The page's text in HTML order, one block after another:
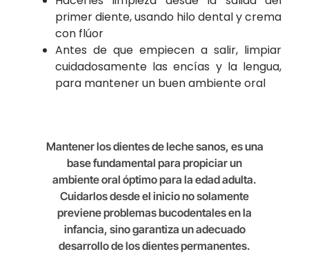
primer diente, usando hilo dental y crema
con flúor
Antes de que empiecen a salir, limpiar
cuidadosamente las encías y la lengua,
para mantener un buen ambiente oral
Mantener los dientes de leche sanos, es una
base fundamental para propiciar un
ambiente oral óptimo para la edad adulta.
Cuidarlos desde el inicio no solamente
previene problemas bucodentales en la
infancia, sino garantiza un adecuado
desarrollo de los dientes permanentes.